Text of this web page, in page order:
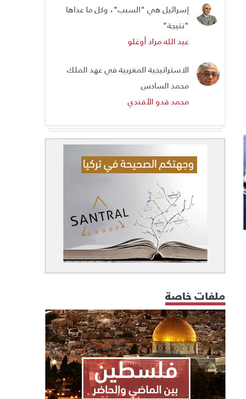
إسرائيل هي "السبب"، وكل ما عداها
"نتيجة"
عبد الله مراد أوغلو
الاستراتيجية المغربية في عهد الملك
محمد السادس
محمد قدو الأفندي
ملفات خاصة